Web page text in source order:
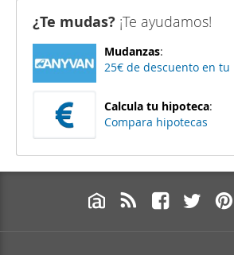
¿Te mudas? ¡Te ayudamos!
Mudanzas:
25€ de descuento en tu
Calcula tu hipoteca:
Compara hipotecas